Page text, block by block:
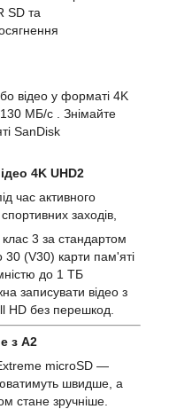
SD та
відео у форматі 4K
130 МБ/с . Знімайте
SanDisk
4K UHD2
час активного
заходів,
3 за стандартом
30 (V30) карти пам'яті
до 1 ТБ
записувати відео з
HD без перешкод.
з A2
microSD —
швидше, а
стане зручніше.